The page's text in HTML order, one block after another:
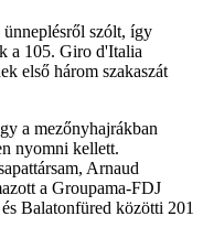
szólt, így
a 105. Giro d'Italia
első három szakaszát
a mezőnyhajrákban
nyomni kellett.
Arnaud
a Groupama-FDJ
Balatonfüred közötti 201